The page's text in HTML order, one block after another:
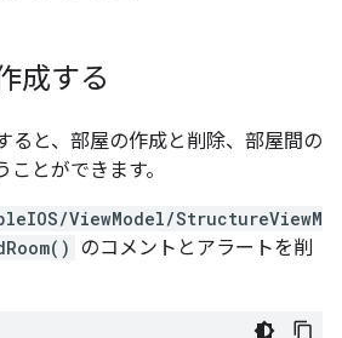
成する
ると、部屋の作成と削除、部屋間の
とができます。
ViewModel/StructureViewM
のコメントとアラートを削